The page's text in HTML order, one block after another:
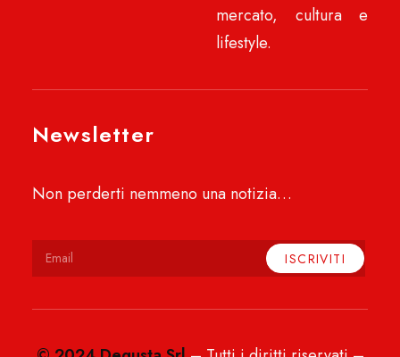
mercato, cultura e
lifestyle.
Newsletter
Non perderti nemmeno una notizia…